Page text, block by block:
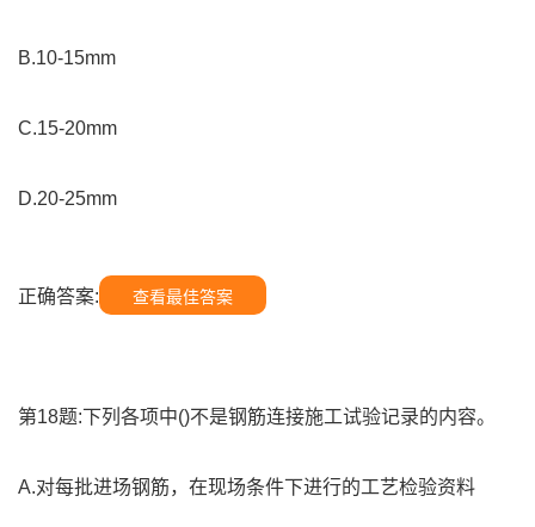
B.10-15mm
C.15-20mm
D.20-25mm
正确答案: 查看最佳答案
第18题:下列各项中()不是钢筋连接施工试验记录的内容。
A.对每批进场钢筋，在现场条件下进行的工艺检验资料